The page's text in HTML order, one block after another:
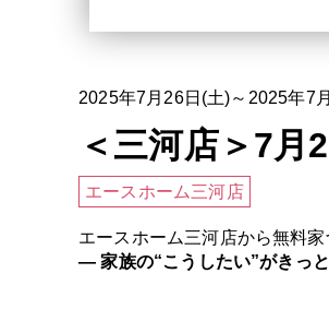
2025年7月26日(土)～2025年7
＜三河店＞7
エースホーム三河店
エースホーム三河店から無料
― 家族の“こうしたい”がきっ